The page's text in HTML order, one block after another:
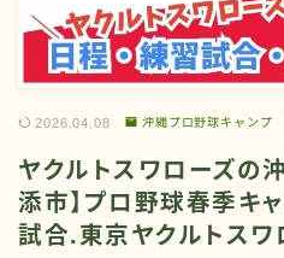
2026.04.08 沖縄プロ野球キャンプ
ヤクルトスワローズの
添市】プロ野球春季キ
試合.東京ヤクルトスワ